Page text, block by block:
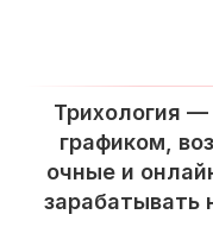
Трихология —
графиком,
очные и
зарабатывать